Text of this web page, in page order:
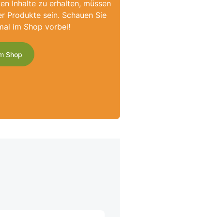
Inhalte zu erhalten, müssen
Produkte sein. Schauen Sie
im Shop vorbei!
Shop